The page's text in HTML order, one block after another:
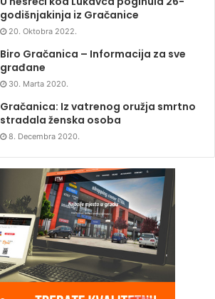
godišnjakinja iz Gračanice
20. Oktobra 2022.
Biro Gračanica – Informacija za sve
građane
30. Marta 2020.
Gračanica: Iz vatrenog oružja smrtno
stradala ženska osoba
8. Decembra 2020.